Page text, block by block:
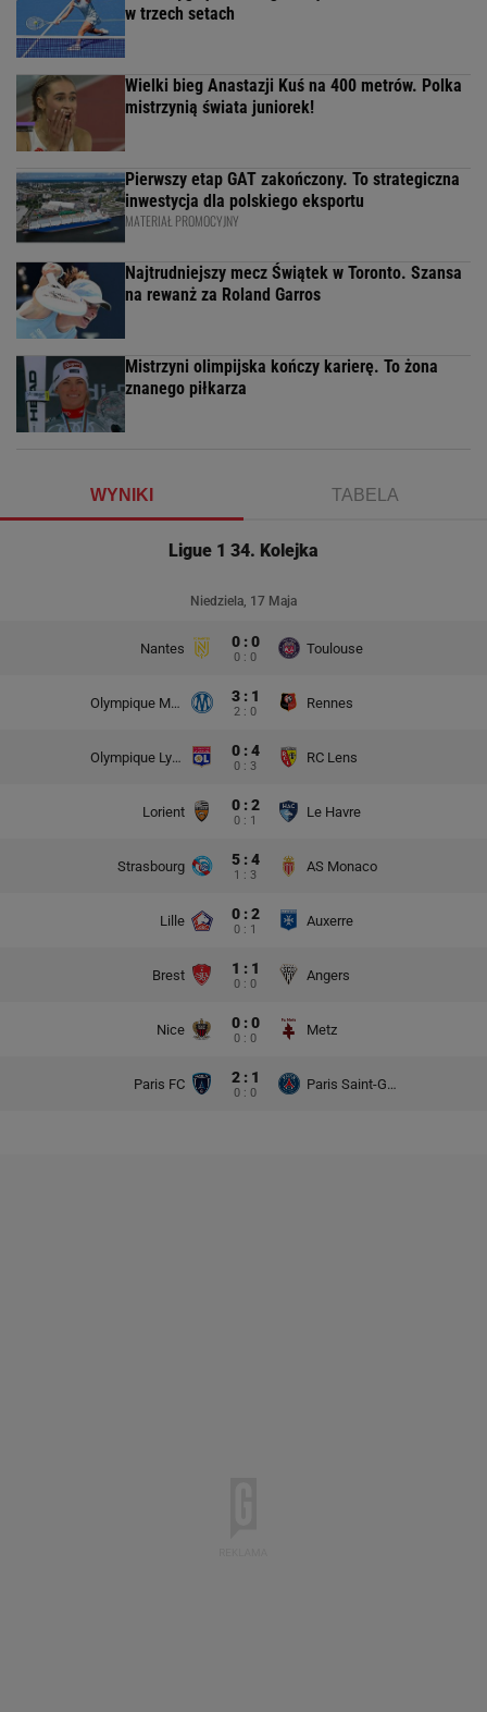
w trzech setach
Wielki bieg Anastazji Kuś na 400 metrów. Polka
mistrzynią świata juniorek!
Pierwszy etap GAT zakończony. To strategiczna
inwestycja dla polskiego eksportu
MATERIAŁ PROMOCYJNY
Najtrudniejszy mecz Świątek w Toronto. Szansa
na rewanż za Roland Garros
Mistrzyni olimpijska kończy karierę. To żona
znanego piłkarza
WYNIKI TABELA
Ligue 1 34. Kolejka
Niedziela, 17 Maja
Nantes 0 : 0
0 : 0
Toulouse
Olympique Marsylia 3 : 1
2 : 0
Rennes
Olympique Lyon 0 : 4
0 : 3
RC Lens
Lorient 0 : 2
0 : 1
Le Havre
Strasbourg 5 : 4
1 : 3
AS Monaco
Lille 0 : 2
0 : 1
Auxerre
Brest 1 : 1
0 : 0
Angers
Nice 0 : 0
0 : 0
Metz
Paris FC 2 : 1
0 : 0
Paris Saint-Germain